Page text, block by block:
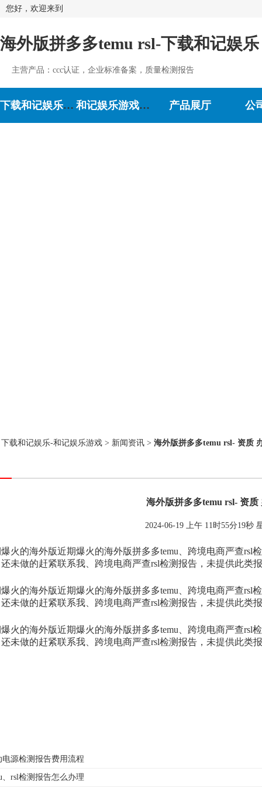
您好，欢迎来到
海外版拼多多temu rsl-下载和记娱乐
主营产品：ccc认证，企业标准备案，质量检测报告
下载和记娱乐-和记娱乐游戏 和记娱乐游戏的介绍 产品展厅 公
下载和记娱乐-和记娱乐游戏 > 新闻资讯 > 海外版拼多多temu rsl- 资质
海外版拼多多temu rsl- 资质
2024-06-19 上午 11时55分19秒
的海外版近期爆火的海外版拼多多temu、跨境电商严查rsl
未做的赶紧联系我、跨境电商严查rsl检测报告，未提供此类
的海外版近期爆火的海外版拼多多temu、跨境电商严查rsl
未做的赶紧联系我、跨境电商严查rsl检测报告，未提供此类
的海外版近期爆火的海外版拼多多temu、跨境电商严查rsl
未做的赶紧联系我、跨境电商严查rsl检测报告，未提供此类
电源检测报告费用流程
、rsl检测报告怎么办理